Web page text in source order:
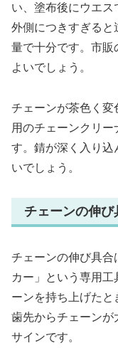
い、塗布後にウエ
外側につきすぎると
量で十分です。市販
よいでしょう。
チェーンが茶色く変
用のチェーンクリー
す。錆が深く入り込
いでしょう。
チェーンの伸
チェーンの伸び具合
カー」という専用
ーンを持ち上げた
歯先からチェーンが
サインです。